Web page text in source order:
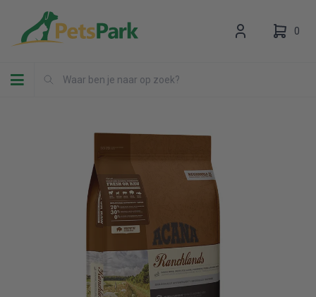
Toggle navigation
0
Uw winkelwagen is leeg.
Vul hem met producten.